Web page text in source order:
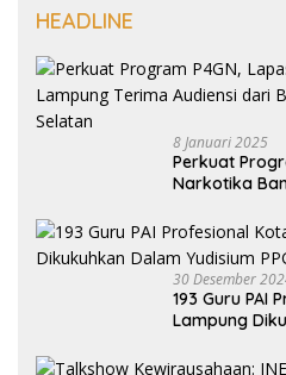
HEADLINE
8 Januari 2025
Perkuat
Narkotika
Selatan
30 Desember
193 Guru PAI
Lampung